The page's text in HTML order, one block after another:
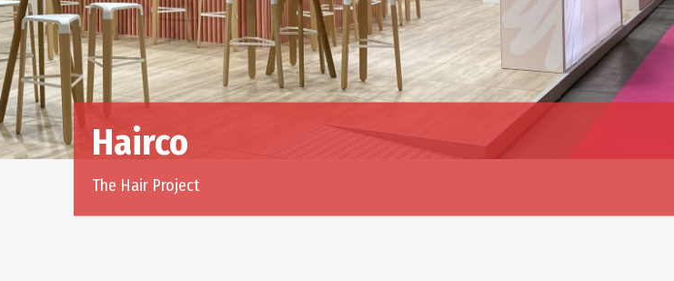
Hairco
The Hair Project